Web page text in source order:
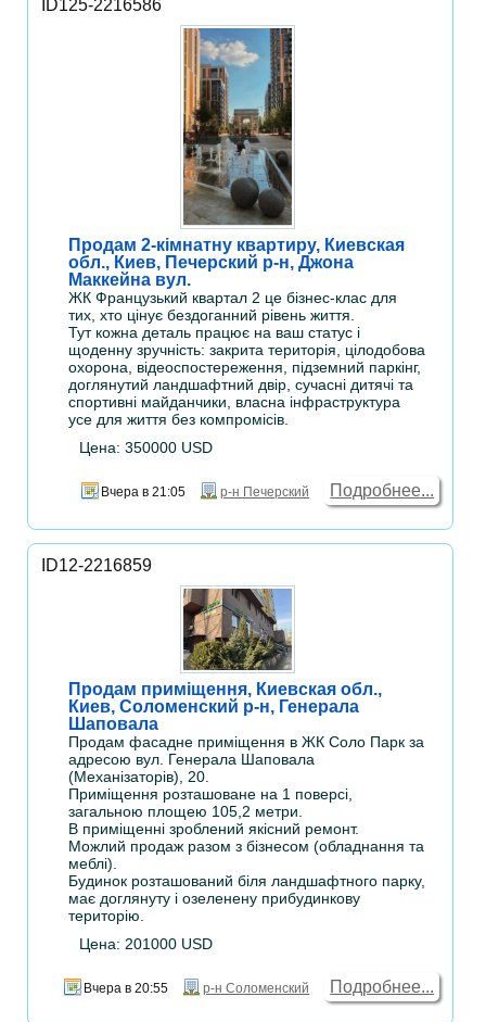
ID125-2216586
Продам 2-кімнатну квартиру, Киевская
обл., Киев, Печерский р-н, Джона
Маккейна вул.
ЖК Французький квартал 2 це бізнес-клас для
тих, хто цінує бездоганний рівень життя.
Тут кожна деталь працює на ваш статус і
щоденну зручність: закрита територія, цілодобова
охорона, відеоспостереження, підземний паркінг,
доглянутий ландшафтний двір, сучасні дитячі та
спортивні майданчики, власна інфраструктура
усе для життя без компромісів.
Цена: 350000 USD
Вчера в 21:05 р-н Печерский Подробнее...
ID12-2216859
Продам приміщення, Киевская обл.,
Киев, Соломенский р-н, Генерала
Шаповала
Продам фасадне приміщення в ЖК Соло Парк за
адресою вул. Генерала Шаповала
(Механізаторів), 20.
Приміщення розташоване на 1 поверсі,
загальною площею 105,2 метри.
В приміщенні зроблений якісний ремонт.
Можлий продаж разом з бізнесом (обладнання та
меблі).
Будинок розташований біля ландшафтного парку,
має доглянуту і озеленену прибудинкову
територію.
Цена: 201000 USD
Вчера в 20:55 р-н Соломенский Подробнее...